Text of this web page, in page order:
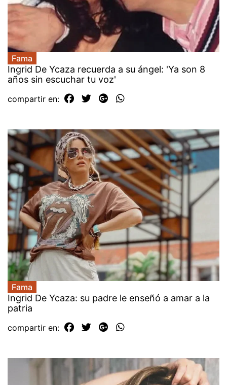
Fama
Ingrid De Ycaza recuerda a su ángel: 'Ya son 8
años sin escuchar tu voz'
compartir en:
Fama
Ingrid De Ycaza: su padre le enseñó a amar a la
patria
compartir en: